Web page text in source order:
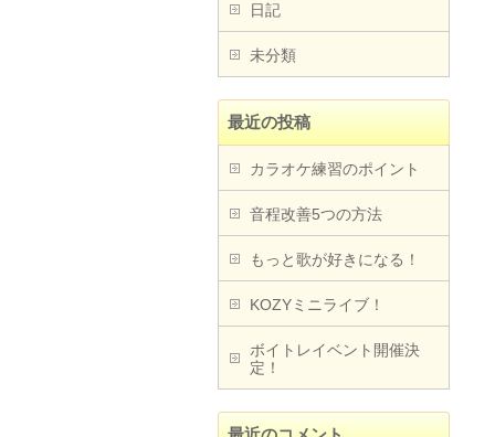
日記
未分類
最近の投稿
カラオケ練習のポイント
音程改善5つの方法
もっと歌が好きになる！
KOZYミニライブ！
ボイトレイベント開催決
定！